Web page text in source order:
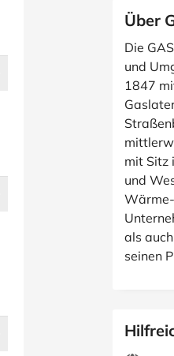
Über
Die
und
1847
mit Sitz
und
als
seinen